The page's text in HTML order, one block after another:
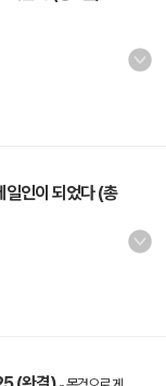
인이 되었다 (총